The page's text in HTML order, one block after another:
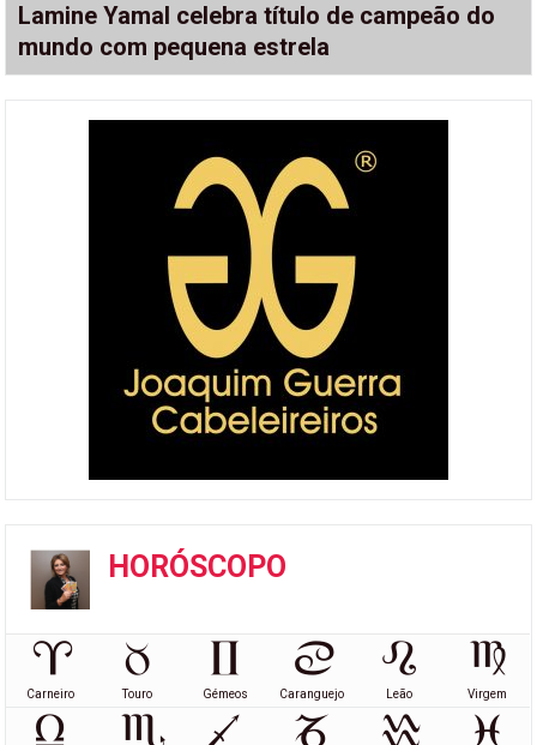
Lamine Yamal celebra título de campeão do
mundo com pequena estrela
HORÓSCOPO
Carneiro Touro Gémeos Caranguejo Leão Virgem